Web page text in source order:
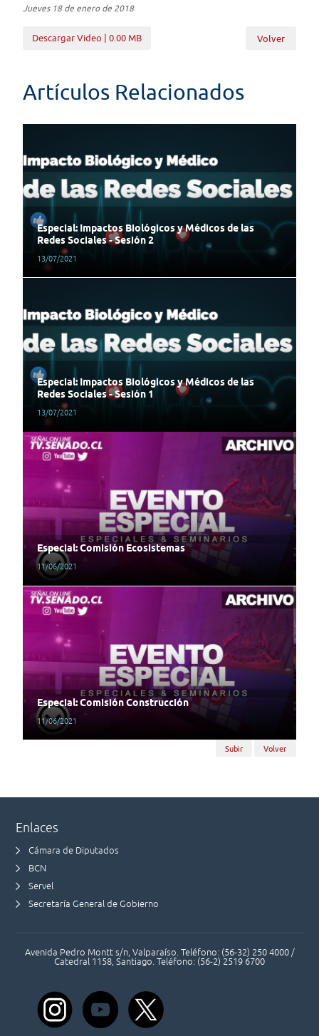
Jueves 18 de enero de 2018
Descargar Video | 0.00 MB Volver
Artículos Relacionados
Especial: Impactos Biológicos y Médicos de las
Redes Sociales - Sesión 2
13/07/2021
Especial: Impactos Biológicos y Médicos de las
Redes Sociales - Sesión 1
13/07/2021
Especial: Comisión Ecosistemas
11/06/2021
Especial: Comisión Construcción
11/06/2021
Subir Volver
Enlaces
Cámara de Diputados
BCN
Servel
Secretaría General de Gobierno
Avenida Pedro Montt s/n, Valparaíso. Teléfono: (56-32) 250 4000 /
Catedral 1158, Santiago. Teléfono: (56-2) 2519 6700